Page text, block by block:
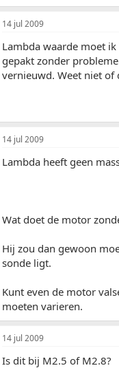
14 jul 2009
Lambda waarde moet
gepakt zonder
vernieuwd. Weet niet of
14 jul 2009
Lambda heeft geen
Wat doet de motor
Hij zou dan gewoon
sonde ligt.
Kunt even de motor
moeten varieren.
14 jul 2009
Is dit bij M2.5 of M2.8?